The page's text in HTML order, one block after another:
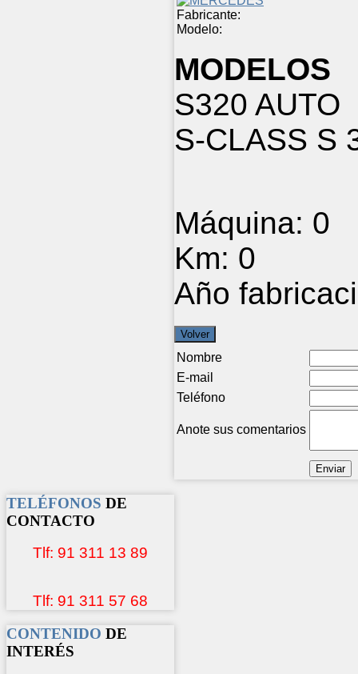
Fabricante:
Modelo:
MODELOS
S320 AUTO
S-CLASS S
Máquina: 0
Km: 0
Año
Nombre
E-mail
Teléfono
Anote sus comentarios
TELÉFONOS DE
CONTACTO
Tlf: 91 311 13 89
Tlf: 91 311 57 68
CONTENIDO DE
INTERÉS